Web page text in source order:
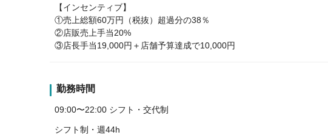
【インセンティブ】
①売上総額60万円（税抜）超過分の38％
②店販売上手当20%
③店長手当19,000円＋店舗予算達成で10,000円
勤務時間
09:00〜22:00 シフト・交代制
シフト制・週44h